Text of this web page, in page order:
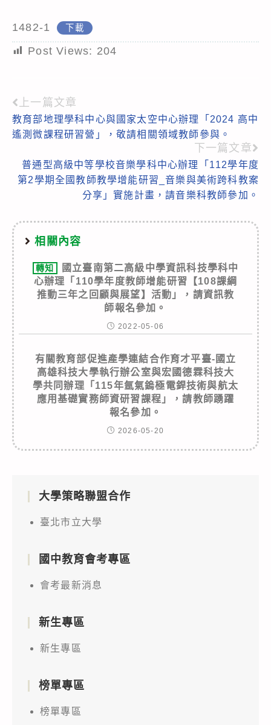
1482-1 下載
Post Views: 204
Read
more
上一篇文章
教育部地理學科中心與國家太空中心辦理「2024 高中
遙測微課程研習營」，敬請相關領域教師參與。
下一篇文章
普通型高級中等學校音樂學科中心辦理「112學年度
第2學期全國教師教學增能研習_音樂與美術跨科教案
分享」實施計畫，請音樂科教師參加。
相關內容
轉知
國立臺南第二高級中學資訊科技學科中
心辦理「110學年度教師增能研習【108課綱
推動三年之回顧與展望】活動」，請資訊教
師報名參加。
2022-05-06
有關教育部促進產學連結合作育才平臺-國立
高雄科技大學執行辦公室與宏國德霖科技大
學共同辦理「115年氬氣鎢極電銲技術與航太
應用基礎實務師資研習課程」，請教師踴躍
報名參加。
2026-05-20
大學策略聯盟合作
臺北市立大學
國中教育會考專區
會考最新消息
新生專區
新生專區
榜單專區
榜單專區